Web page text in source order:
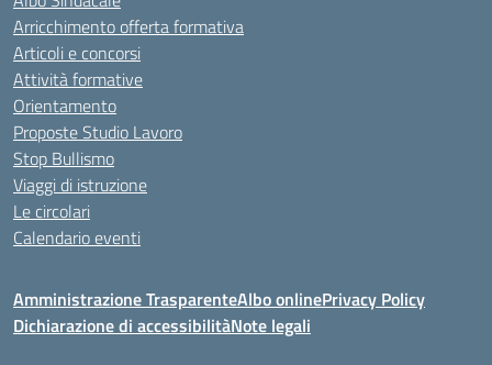
Arricchimento offerta formativa
Articoli e concorsi
Attività formative
Orientamento
Proposte Studio Lavoro
Stop Bullismo
Viaggi di istruzione
Le circolari
Calendario eventi
Amministrazione TrasparenteAlbo onlinePrivacy Policy
Dichiarazione di accessibilitàNote legali